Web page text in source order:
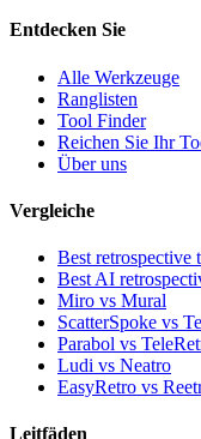
Entdecken Sie
Alle Werkzeuge
Ranglisten
Tool Finder
Reichen Sie Ihr
Über uns
Vergleiche
Best retrospective
Best AI
Miro vs Mural
ScatterSpoke vs
Parabol vs
Ludi vs Neatro
EasyRetro vs
Leitfäden